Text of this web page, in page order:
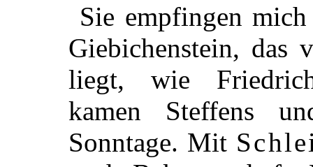
Sie empfingen
Giebichenstein, das
liegt, wie
kamen Steffens
Sonntage. Mit